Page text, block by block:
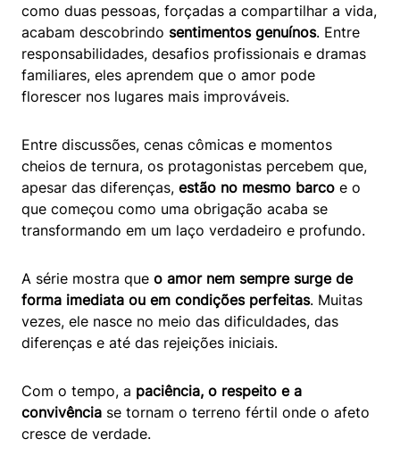
como duas pessoas, forçadas a compartilhar a vida,
acabam descobrindo sentimentos genuínos. Entre
responsabilidades, desafios profissionais e dramas
familiares, eles aprendem que o amor pode
florescer nos lugares mais improváveis.
Entre discussões, cenas cômicas e momentos
cheios de ternura, os protagonistas percebem que,
apesar das diferenças, estão no mesmo barco e o
que começou como uma obrigação acaba se
transformando em um laço verdadeiro e profundo.
A série mostra que o amor nem sempre surge de
forma imediata ou em condições perfeitas. Muitas
vezes, ele nasce no meio das dificuldades, das
diferenças e até das rejeições iniciais.
Com o tempo, a paciência, o respeito e a
convivência se tornam o terreno fértil onde o afeto
cresce de verdade.